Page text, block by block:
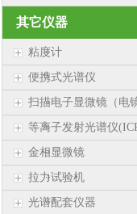
其它仪器
粘度计
便携式光谱仪
扫描电子显微镜（电
等离子发射光谱仪
金相显微镜
拉力试验机
光谱配套仪器